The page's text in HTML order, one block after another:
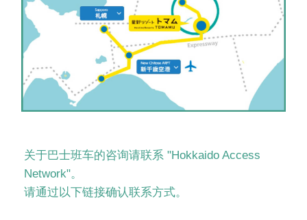
关于巴士班车的咨询请联系 "Hokkaido Access
Network"。
请通过以下链接确认联系方式。